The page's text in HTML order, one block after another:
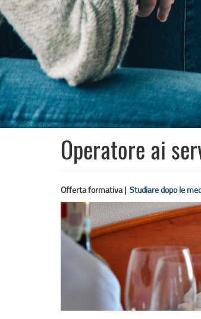
Operatore ai
Offerta formativa | Studiare dopo le